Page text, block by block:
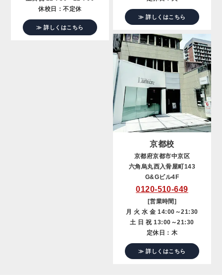
休校日：不定休
≫ 詳しくはこちら
≫ 詳しくはこちら
京都校
京都府京都市中京区
六角烏丸西入骨屋町143
G&Gビル4F
0120-510-649
[営業時間]
月 火 水 金 14:00～21:30
土 日 祝 13:00～21:30
定休日：木
≫ 詳しくはこちら